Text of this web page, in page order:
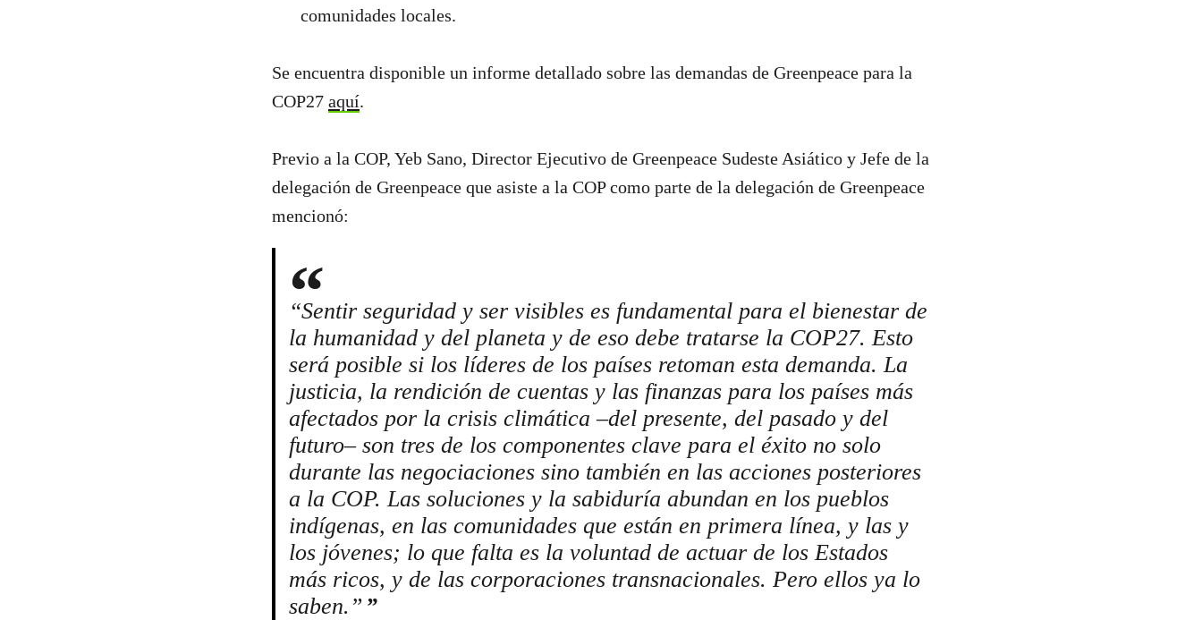
comunidades locales.
Se encuentra disponible un informe detallado sobre las demandas de Greenpeace para la
COP27 aquí.
Previo a la COP, Yeb Sano, Director Ejecutivo de Greenpeace Sudeste Asiático y Jefe de la
delegación de Greenpeace que asiste a la COP como parte de la delegación de Greenpeace
mencionó:
“Sentir seguridad y ser visibles es fundamental para el bienestar de
la humanidad y del planeta y de eso debe tratarse la COP27. Esto
será posible si los líderes de los países retoman esta demanda. La
justicia, la rendición de cuentas y las finanzas para los países más
afectados por la crisis climática –del presente, del pasado y del
futuro– son tres de los componentes clave para el éxito no solo
durante las negociaciones sino también en las acciones posteriores
a la COP. Las soluciones y la sabiduría abundan en los pueblos
indígenas, en las comunidades que están en primera línea, y las y
los jóvenes; lo que falta es la voluntad de actuar de los Estados
más ricos, y de las corporaciones transnacionales. Pero ellos ya lo
saben.”